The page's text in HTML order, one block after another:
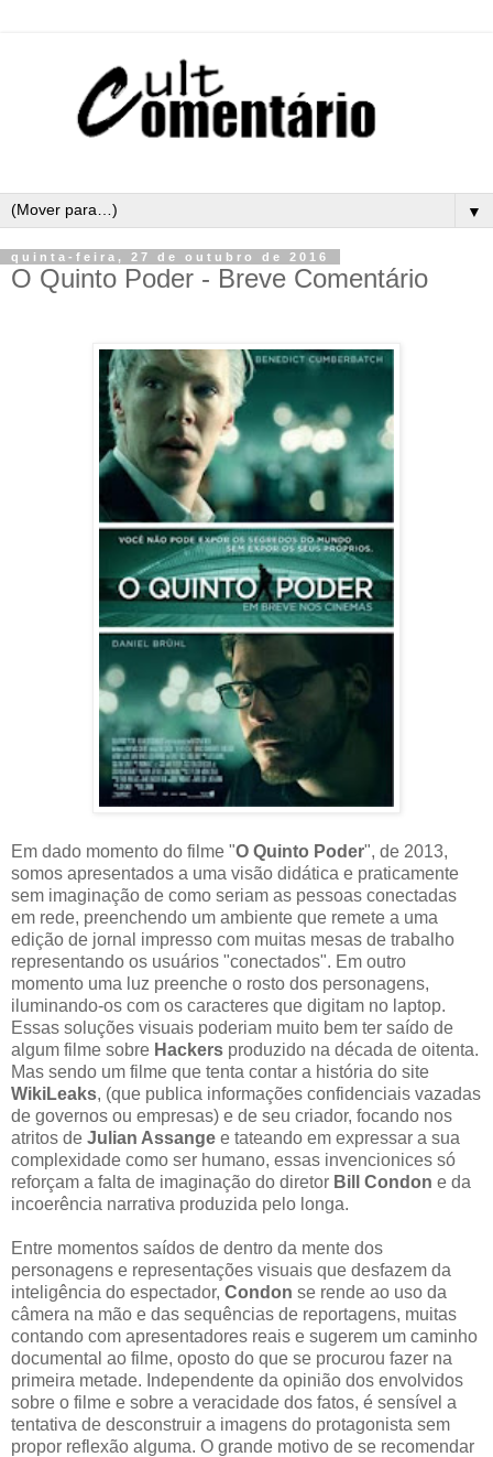
▼
quinta-feira, 27 de outubro de 2016
O Quinto Poder - Breve Comentário
Em dado momento do filme "O Quinto Poder", de 2013,
somos apresentados a uma visão didática e praticamente
sem imaginação de como seriam as pessoas conectadas
em rede, preenchendo um ambiente que remete a uma
edição de jornal impresso com muitas mesas de trabalho
representando os usuários "conectados". Em outro
momento uma luz preenche o rosto dos personagens,
iluminando-os com os caracteres que digitam no laptop.
Essas soluções visuais poderiam muito bem ter saído de
algum filme sobre Hackers produzido na década de oitenta.
Mas sendo um filme que tenta contar a história do site
WikiLeaks, (que publica informações confidenciais vazadas
de governos ou empresas) e de seu criador, focando nos
atritos de Julian Assange e tateando em expressar a sua
complexidade como ser humano, essas invencionices só
reforçam a falta de imaginação do diretor Bill Condon e da
incoerência narrativa produzida pelo longa.
Entre momentos saídos de dentro da mente dos
personagens e representações visuais que desfazem da
inteligência do espectador, Condon se rende ao uso da
câmera na mão e das sequências de reportagens, muitas
contando com apresentadores reais e sugerem um caminho
documental ao filme, oposto do que se procurou fazer na
primeira metade. Independente da opinião dos envolvidos
sobre o filme e sobre a veracidade dos fatos, é sensível a
tentativa de desconstruir a imagens do protagonista sem
propor reflexão alguma. O grande motivo de se recomendar